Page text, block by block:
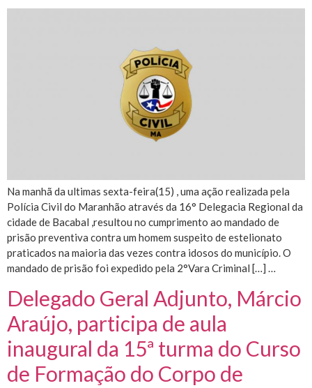
Na manhã da ultimas sexta-feira(15) , uma ação realizada pela
Polícia Civil do Maranhão através da 16° Delegacia Regional da
cidade de Bacabal ,resultou no cumprimento ao mandado de
prisão preventiva contra um homem suspeito de estelionato
praticados na maioria das vezes contra idosos do município. O
mandado de prisão foi expedido pela 2°Vara Criminal […] …
Delegado Geral Adjunto, Márcio
Araújo, participa de aula
inaugural da 15ª turma do Curso
de Formação do Corpo de